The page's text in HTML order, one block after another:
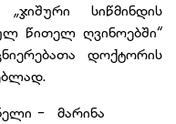
სიწმინდის
წითელ ღვინოებში“
დოქტორის
- მარინა